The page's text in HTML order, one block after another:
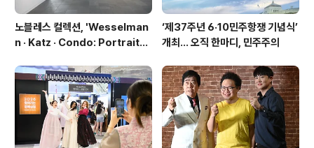
노블레스 컬렉션, 'Wesselman
n · Katz · Condo: Portraits i
‘제37주년 6·10민주항쟁 기념식’
개최… 오직 한마디, 민주주의